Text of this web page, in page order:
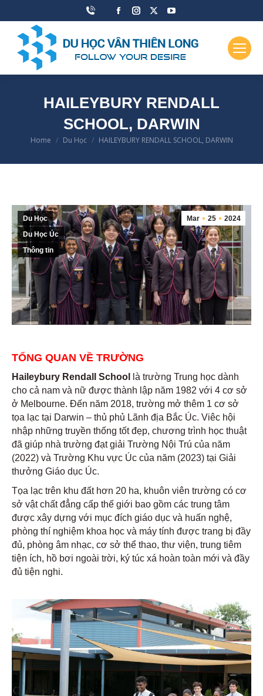
Facebook
opens
in
Instagram
opens
in
opens
in
YouTube
opens
in
HAILEYBURY RENDALL
SCHOOL, DARWIN
You are here:
Home Du Học HAILEYBURY RENDALL SCHOOL, DARWIN
Mar 25 2024
Du Học
Du Học Úc
Thông tin
TỔNG QUAN VỀ TRƯỜNG
Haileybury Rendall School
là trường Trung học dành
cho cả nam và nữ được thành lập năm 1982 với 4 cơ sở
ở Melbourne. Đến năm 2018, trường mở thêm 1 cơ sở
tọa lạc tại Darwin – thủ phủ Lãnh địa Bắc Úc. Viêc hội
nhập những truyền thống tốt đẹp, chương trình học thuật
đã giúp nhà trường đạt giải Trường Nội Trú của năm
(2022) và Trường Khu vực Úc của năm (2023) tại Giải
thưởng Giáo dục Úc.
Tọa lạc trên khu đất hơn 20 ha, khuôn viên trường có cơ
sở vật chất đẳng cấp thế giới bao gồm các trung tâm
được xây dựng với mục đích giáo dục và huấn nghệ,
phòng thí nghiệm khoa học và máy tính được trang bị đầy
đủ, phòng âm nhạc, cơ sở thể thao, thư viện, trung tiêm
tiện ích, hồ bơi ngoài trời, ký túc xá hoàn toàn mới và đầy
đủ tiện nghi.